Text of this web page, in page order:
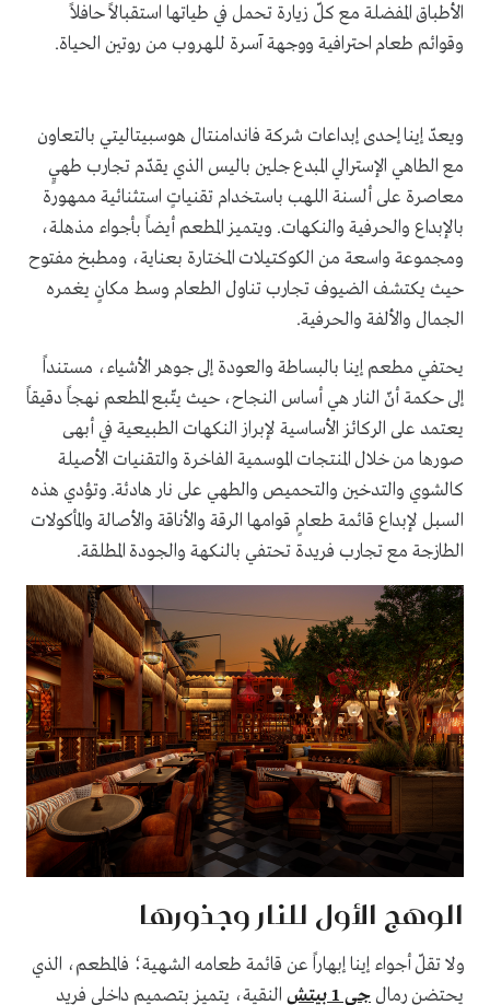
الأطباق المفضلة مع كلّ زيارة تحمل في طياتها استقبالاً حافلاً
وقوائم طعام احترافية ووجهة آسرة للهروب من روتين الحياة.
ويعدّ إينا إحدى إبداعات شركة فاندامنتال هوسبيتاليتي بالتعاون
مع الطاهي الإسترالي المبدع جلين باليس الذي يقدّم تجارب طهيٍ
معاصرة على ألسنة اللهب باستخدام تقنياتٍ استثنائية ممهورة
بالإبداع والحرفية والنكهات. ويتميز المطعم أيضاً بأجواء مذهلة،
ومجموعة واسعة من الكوكتيلات المختارة بعناية، ومطبخ مفتوح
حيث يكتشف الضيوف تجارب تناول الطعام وسط مكانٍ يغمره
الجمال والألفة والحرفية.
يحتفي مطعم إينا بالبساطة والعودة إلى جوهر الأشياء، مستنداً
إلى حكمة أنّ النار هي أساس النجاح، حيث يتّبع المطعم نهجاً دقيقاً
يعتمد على الركائز الأساسية لإبراز النكهات الطبيعية في أبهى
صورها من خلال المنتجات الموسمية الفاخرة والتقنيات الأصيلة
كالشوي والتدخين والتحميص والطهي على نار هادئة. وتؤدي هذه
السبل لإبداع قائمة طعامٍ قوامها الرقة والأناقة والأصالة والمأكولات
الطازجة مع تجارب فريدة تحتفي بالنكهة والجودة المطلقة.
الوهج الأول للنار وجذورها
ولا تقلّ أجواء إينا إبهاراً عن قائمة طعامه الشهية؛ فالمطعم، الذي
يحتضن رمال جي 1 بيتش النقية، يتميز بتصميم داخلي فريد